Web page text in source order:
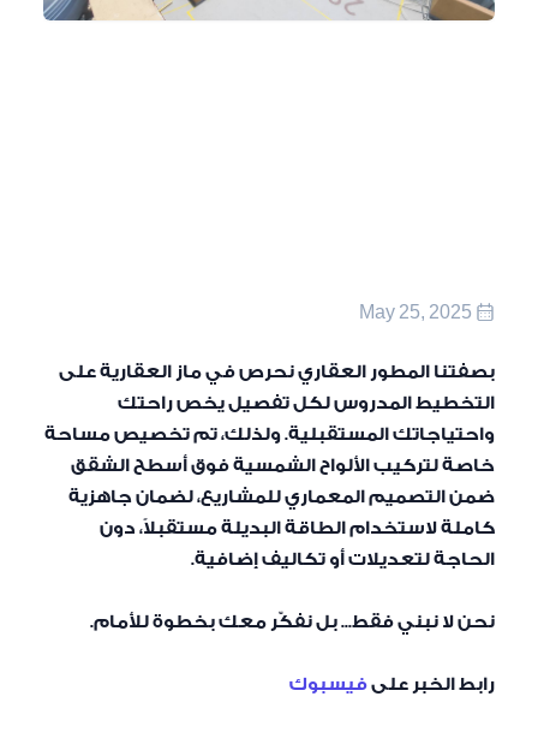
بصفتنا المطور العقاري نحرص فيماز العقاريةعلى
التخطيط المدروس لكل تفصيل يخص راحتك
واحتياجاتك المستقبلية. ولذلك، تم تخصيص مساحة
خاصة لتركيب الألواح الشمسية فوق أسطح الشقق
ضمن التصميم المعماري للمشاريع، لضمان جاهزية
كاملة لاستخدام الطاقة البديلة مستقبلاً، دون
الحاجة لتعديلات أو تكاليف إضافية.
نحن لا نبني فقط... بل نفكّر معك بخطوة للأمام.
رابط الخبر علىفيسبوك